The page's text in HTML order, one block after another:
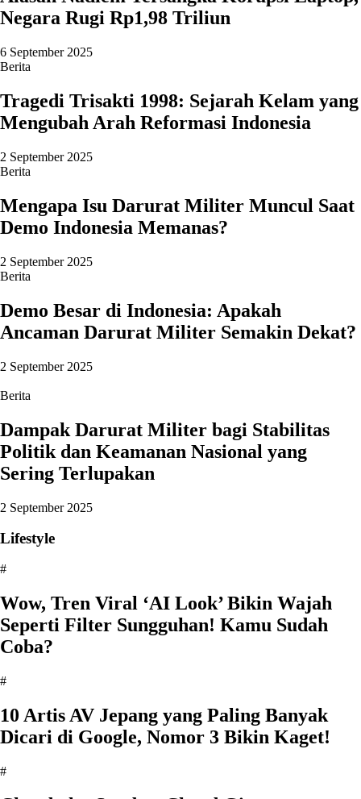
Negara Rugi Rp1,98 Triliun
6 September 2025
Berita
Tragedi Trisakti 1998: Sejarah Kelam yang
Mengubah Arah Reformasi Indonesia
2 September 2025
Berita
Mengapa Isu Darurat Militer Muncul Saat
Demo Indonesia Memanas?
2 September 2025
Berita
Demo Besar di Indonesia: Apakah
Ancaman Darurat Militer Semakin Dekat?
2 September 2025
Berita
Dampak Darurat Militer bagi Stabilitas
Politik dan Keamanan Nasional yang
Sering Terlupakan
2 September 2025
Lifestyle
#
Wow, Tren Viral ‘AI Look’ Bikin Wajah
Seperti Filter Sungguhan! Kamu Sudah
Coba?
#
10 Artis AV Jepang yang Paling Banyak
Dicari di Google, Nomor 3 Bikin Kaget!
#